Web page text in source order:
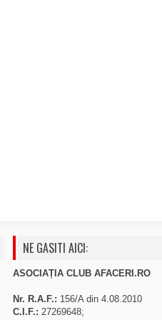
NE GASITI AICI:
ASOCIAȚIA CLUB AFACERI.RO
Nr. R.A.F.: 156/A din 4.08.2010
C.I.F.: 27269648;